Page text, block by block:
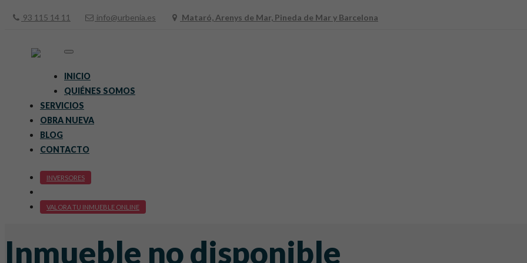
93 115 14 11 info@urbenia.es Mataró, Arenys de Mar, Pineda de Mar y Barcelona
Toggle
INICIO
QUIÉNES SOMOS
SERVICIOS
OBRA NUEVA
BLOG
CONTACTO
INVERSORES
VALORA TU INMUEBLE ONLINE
Inmueble no disponible